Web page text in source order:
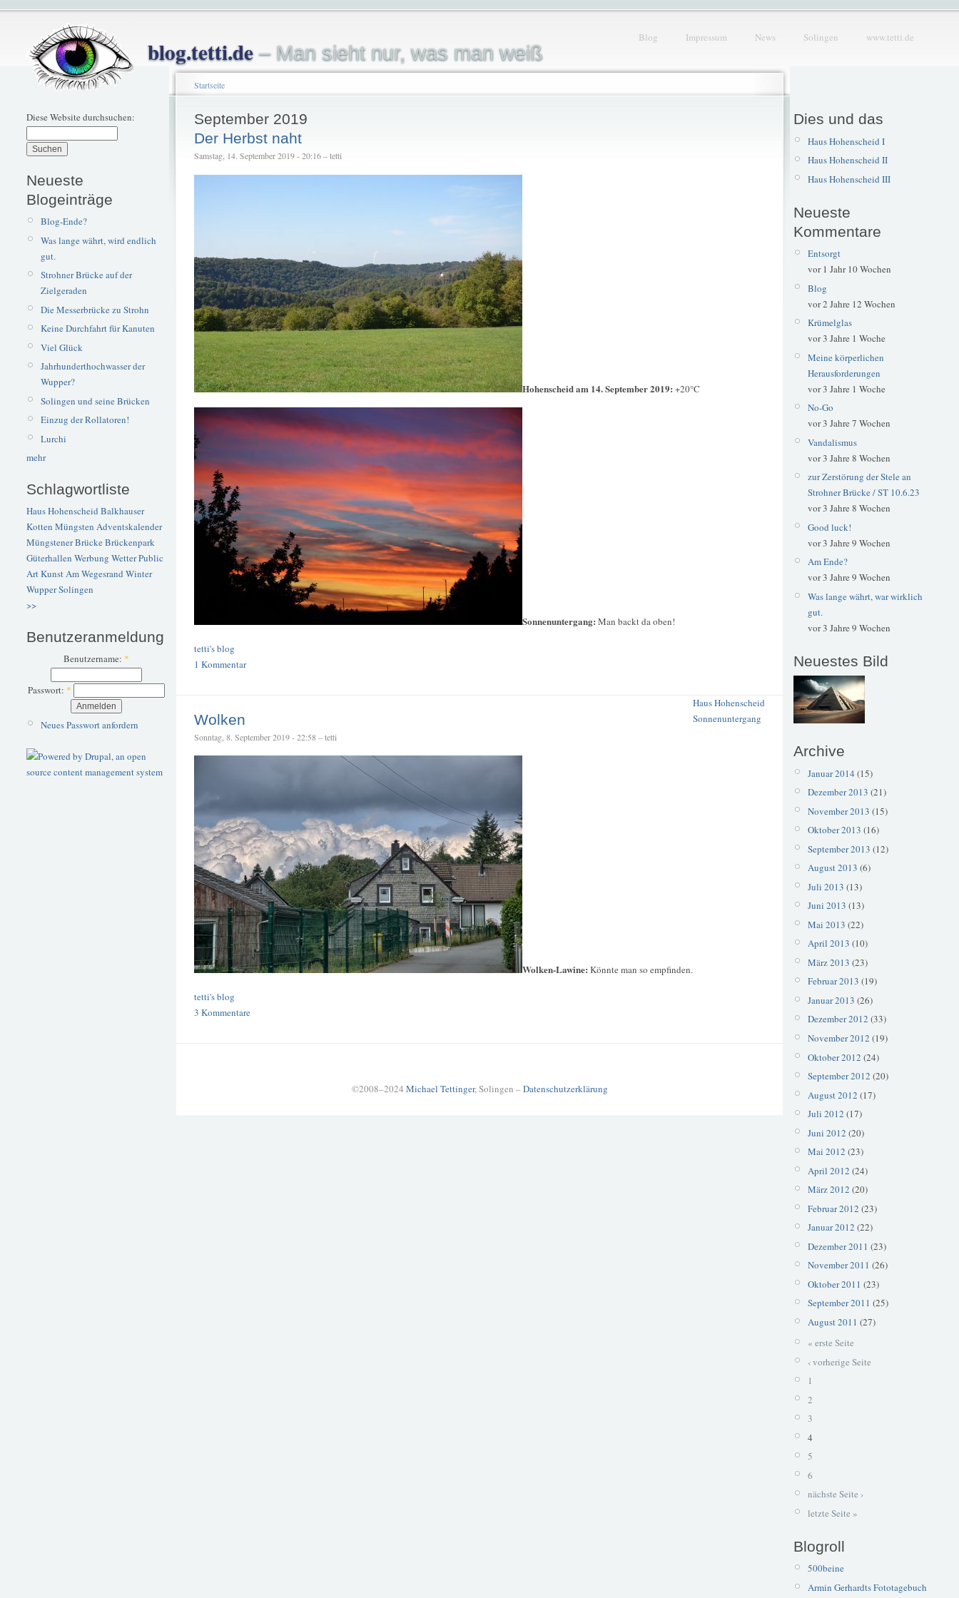
blog.tetti.de– Man sieht nur, was man weiß
Blog Impressum News Solingen www.tetti.de
Diese Website durchsuchen:
Neueste
Blogeinträge
Blog-Ende?
Was lange währt, wird endlich
gut.
Strohner Brücke auf der
Zielgeraden
Die Messerbrücke zu Strohn
Keine Durchfahrt für Kanuten
Viel Glück
Jahrhunderthochwasser der
Wupper?
Solingen und seine Brücken
Einzug der Rollatoren!
Lurchi
mehr
Schlagwortliste
Haus Hohenscheid Balkhauser
Kotten Müngsten Adventskalender
Müngstener BrückeBrückenpark
Güterhallen Werbung WetterPublic
ArtKunstAm Wegesrand Winter
WupperSolingen
>>
Benutzeranmeldung
Benutzername: *
Passwort: *
Neues Passwort anfordern
Startseite
September 2019
Der Herbst naht
Samstag, 14. September 2019 - 20:16 – tetti
Hohenscheid am 14. September 2019: +20°C
Sonnenuntergang: Man backt da oben!
tetti's blog
1 Kommentar
Haus Hohenscheid
Sonnenuntergang
Wolken
Sonntag, 8. September 2019 - 22:58 – tetti
Wolken-Lawine: Könnte man so empfinden.
tetti's blog
3 Kommentare
©2008–2024 Michael Tettinger, Solingen –Datenschutzerklärung
Dies und das
Haus Hohenscheid I
Haus Hohenscheid II
Haus Hohenscheid III
Neueste
Kommentare
Entsorgt
vor 1 Jahr 10 Wochen
Blog
vor 2 Jahre 12 Wochen
Krümelglas
vor 3 Jahre 1 Woche
Meine körperlichen
Herausforderungen
vor 3 Jahre 1 Woche
No-Go
vor 3 Jahre 7 Wochen
Vandalismus
vor 3 Jahre 8 Wochen
zur Zerstörung der Stele an
Strohner Brücke / ST 10.6.23
vor 3 Jahre 8 Wochen
Good luck!
vor 3 Jahre 9 Wochen
Am Ende?
vor 3 Jahre 9 Wochen
Was lange währt, war wirklich
gut.
vor 3 Jahre 9 Wochen
Neuestes Bild
Archive
Januar 2014 (15)
Dezember 2013 (21)
November 2013 (15)
Oktober 2013 (16)
September 2013 (12)
August 2013 (6)
Juli 2013 (13)
Juni 2013 (13)
Mai 2013 (22)
April 2013 (10)
März 2013 (23)
Februar 2013 (19)
Januar 2013 (26)
Dezember 2012 (33)
November 2012 (19)
Oktober 2012 (24)
September 2012 (20)
August 2012 (17)
Juli 2012 (17)
Juni 2012 (20)
Mai 2012 (23)
April 2012 (24)
März 2012 (20)
Februar 2012 (23)
Januar 2012 (22)
Dezember 2011 (23)
November 2011 (26)
Oktober 2011 (23)
September 2011 (25)
August 2011 (27)
« erste Seite
‹ vorherige Seite
1
2
3
4
5
6
nächste Seite ›
letzte Seite »
Blogroll
500beine
Armin Gerhardts Fototagebuch